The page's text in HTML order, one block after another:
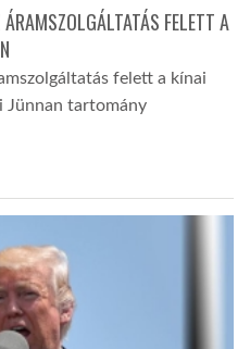
FELETT A
felett a kínai
Jünnan tartomány